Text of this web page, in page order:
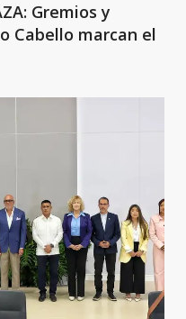
Gremios y
Cabello marcan el